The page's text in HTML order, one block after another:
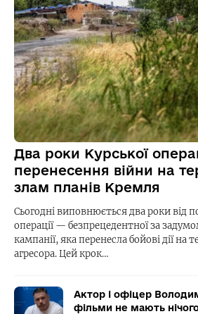
Два роки Курської
перенесення війни на
злам планів Кремля
Сьогодні виповнюється два роки від
операції — безпрецедентної за
кампанії, яка перенесла бойові дії
агресора. Цей крок…
Актор і офіцер
фільми не мають нічого